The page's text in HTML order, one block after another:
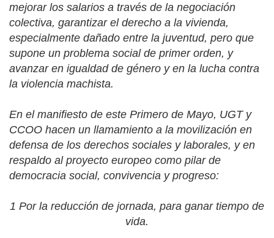
mejorar los salarios a través de la negociación
colectiva, garantizar el derecho a la vivienda,
especialmente dañado entre la juventud, pero que
supone un problema social de primer orden, y
avanzar en igualdad de género y en la lucha contra
la violencia machista.
En el manifiesto de este Primero de Mayo, UGT y
CCOO hacen un llamamiento a la movilización en
defensa de los derechos sociales y laborales, y en
respaldo al proyecto europeo como pilar de
democracia social, convivencia y progreso:
1 Por la reducción de jornada, para ganar tiempo de
vida.